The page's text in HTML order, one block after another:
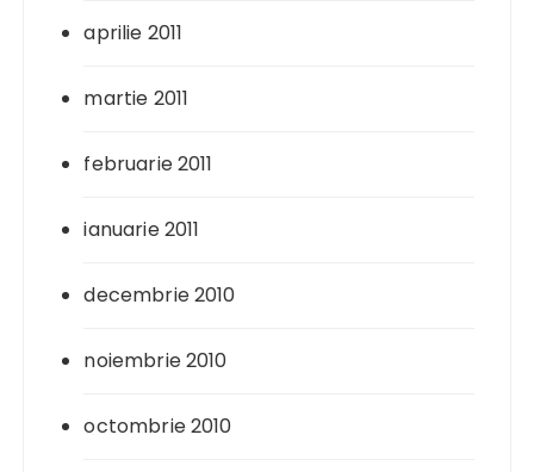
aprilie 2011
martie 2011
februarie 2011
ianuarie 2011
decembrie 2010
noiembrie 2010
octombrie 2010